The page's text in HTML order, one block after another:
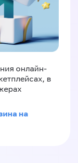
онлайн-
в
на